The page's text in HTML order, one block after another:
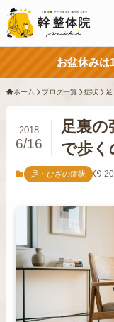
お盆休みは
ホーム ブログ一覧 症状
足裏の
で歩く
2018
6/16
足・ひざの症状